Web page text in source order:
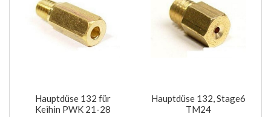
Hauptdüse 132 für
Keihin PWK 21-28
Hauptdüse 132, Stage6
TM24